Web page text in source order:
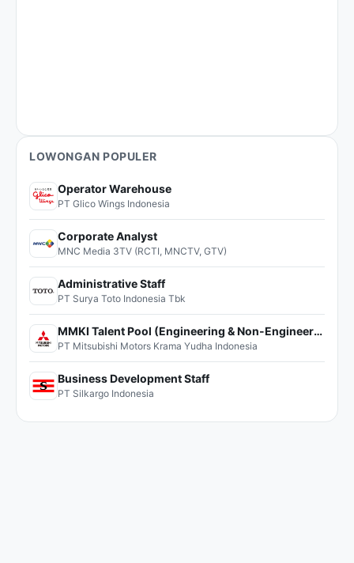
LOWONGAN POPULER
Operator Warehouse
PT Glico Wings Indonesia
Corporate Analyst
MNC Media 3TV (RCTI, MNCTV, GTV)
Administrative Staff
PT Surya Toto Indonesia Tbk
MMKI Talent Pool (Engineering & Non-Engineering)
PT Mitsubishi Motors Krama Yudha Indonesia
Business Development Staff
PT Silkargo Indonesia